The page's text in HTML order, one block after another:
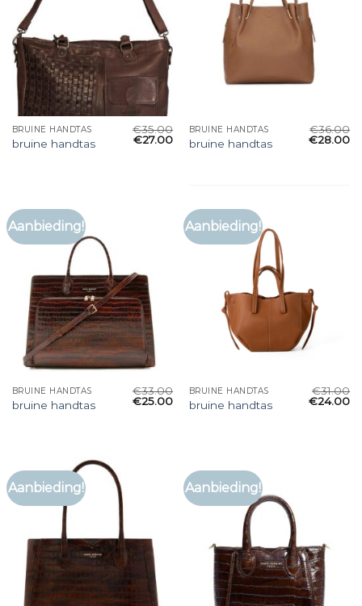
BRUINE HANDTAS
bruine handtas
€35.00
€27.00
BRUINE HANDTAS
bruine handtas
€36.00
€28.00
Aanbieding!
BRUINE HANDTAS
bruine handtas
€33.00
€25.00
Aanbieding!
BRUINE HANDTAS
bruine handtas
€31.00
€24.00
Aanbieding! Aanbieding!